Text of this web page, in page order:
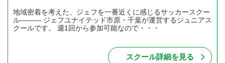
地域密着を考えた、ジェフを一番近くに感じるサッカースクー
ル――― ジェフユナイテッド市原・千葉が運営するジュニアス
クールです。 週1回から参加可能なので・・・
スクール詳細を見る